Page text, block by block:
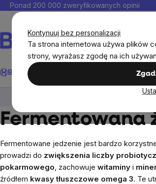
Kontynuuj bez personalizacji
Ta strona internetowa używa plików
strony, wyrażasz zgodę na ich
Przejść
Ponad 200 000 zweryfikowanych opinii
Szukaj
BrainMax® Promocja
Fermentowana
Fermentowane jedzenie jest bardzo
prowadzi do zwiększenia liczby
pokarmowego, zachowuje witaminy i
źródłem kwasy tłuszczowe omega 3. Te